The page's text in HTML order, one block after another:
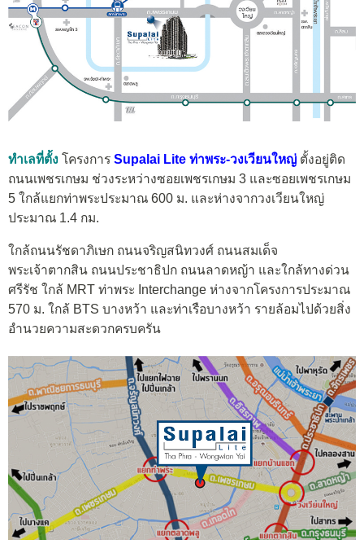
ทำเลที่ตั้ง โครงการ Supalai Lite ท่าพระ-วงเวียนใหญ่ ตั้งอยู่ติด
ถนนเพชรเกษม ช่วงระหว่างซอยเพชรเกษม 3 และซอยเพชรเกษม
5 ใกล้แยกท่าพระประมาณ 600 ม. และห่างจากวงเวียนใหญ่
ประมาณ 1.4 กม.
ใกล้ถนนรัชดาภิเษก ถนนจริญสนิทวงศ์ ถนนสมเด็จ
พระเจ้าตากสิน ถนนประชาธิปก ถนนลาดหญ้า และใกล้ทางด่วน
ศรีรัช ใกล้ MRT ท่าพระ Interchange ห่างจากโครงการประมาณ
570 ม. ใกล้ BTS บางหว้า และท่าเรือบางหว้า รายล้อมไปด้วยสิ่ง
อำนวยความสะดวกครบครัน